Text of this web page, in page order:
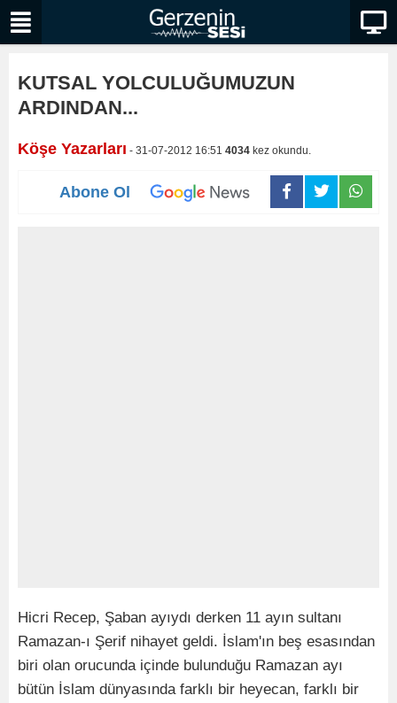
KUTSAL YOLCULUĞUMUZUN
ARDINDAN...
Köşe Yazarları - 31-07-2012 16:51 4034 kez okundu.
Abone Ol
Hicri Recep, Şaban ayıydı derken 11 ayın sultanı
Ramazan-ı Şerif nihayet geldi. İslam'ın beş esasından
biri olan orucunda içinde bulunduğu Ramazan ayı
bütün İslam dünyasında farklı bir heyecan, farklı bir